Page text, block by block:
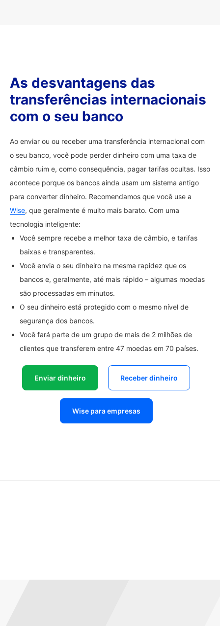
As desvantagens das
transferências internacionais
com o seu banco
Ao enviar ou ou receber uma transferência internacional com
o seu banco, você pode perder dinheiro com uma taxa de
câmbio ruim e, como consequência, pagar tarifas ocultas. Isso
acontece porque os bancos ainda usam um sistema antigo
para converter dinheiro. Recomendamos que você use a
Wise, que geralmente é muito mais barato. Com uma
tecnologia inteligente:
Você sempre recebe a melhor taxa de câmbio, e tarifas
baixas e transparentes.
Você envia o seu dinheiro na mesma rapidez que os
bancos e, geralmente, até mais rápido – algumas moedas
são processadas em minutos.
O seu dinheiro está protegido com o mesmo nível de
segurança dos bancos.
Você fará parte de um grupo de mais de 2 milhões de
clientes que transferem entre 47 moedas em 70 países.
Enviar dinheiro Receber dinheiro
Wise para empresas